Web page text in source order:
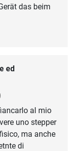
das beim
ed
al mio
uno stepper
ma anche
di